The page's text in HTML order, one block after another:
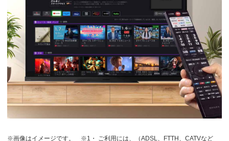
※画像はイメージです。
※1・ ご利用には、（ADSL、FTTH、CATVなど